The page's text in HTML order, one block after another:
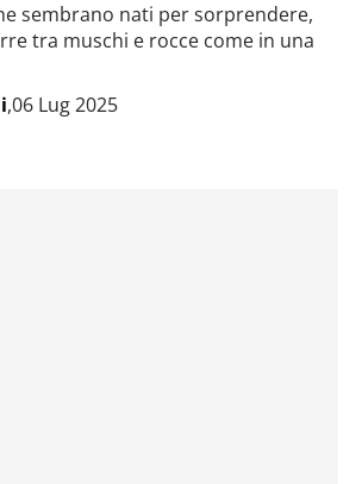
sembrano nati per sorprendere,
tra muschi e rocce come in una
,06 Lug 2025